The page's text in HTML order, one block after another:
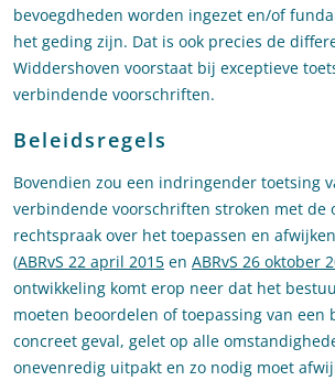
bevoegdheden worden ingezet en/of
het geding zijn. Dat is ook precies de
Widdershoven voorstaat bij exceptieve
verbindende voorschriften.
Beleidsregels
Bovendien zou een indringender toetsing
verbindende voorschriften stroken met de
rechtspraak over het toepassen en
(ABRvS 22 april 2015 en ABRvS 26 oktober
ontwikkeling komt erop neer dat het
moeten beoordelen of toepassing van een
concreet geval, gelet op alle
onevenredig uitpakt en zo nodig moet